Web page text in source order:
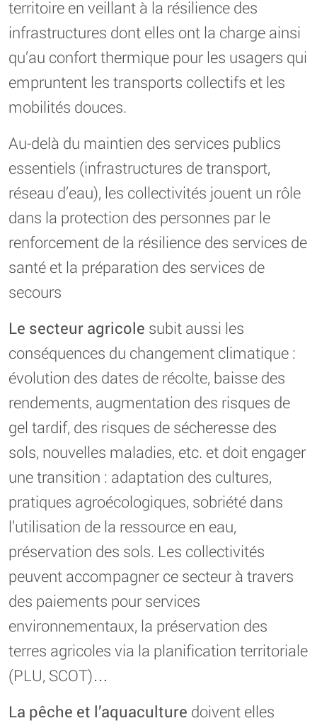
territoire en veillant à la résilience des
infrastructures dont elles ont la charge ainsi
qu’au confort thermique pour les usagers qui
empruntent les transports collectifs et les
mobilités douces.
Au-delà du maintien des services publics
essentiels (infrastructures de transport,
réseau d’eau), les collectivités jouent un rôle
dans la protection des personnes par le
renforcement de la résilience des services de
santé et la préparation des services de
secours
Le secteur agricole subit aussi les
conséquences du changement climatique :
évolution des dates de récolte, baisse des
rendements, augmentation des risques de
gel tardif, des risques de sécheresse des
sols, nouvelles maladies, etc. et doit engager
une transition : adaptation des cultures,
pratiques agroécologiques, sobriété dans
l’utilisation de la ressource en eau,
préservation des sols. Les collectivités
peuvent accompagner ce secteur à travers
des paiements pour services
environnementaux, la préservation des
terres agricoles via la planification territoriale
(PLU, SCOT)…
La pêche et l’aquaculture doivent elles